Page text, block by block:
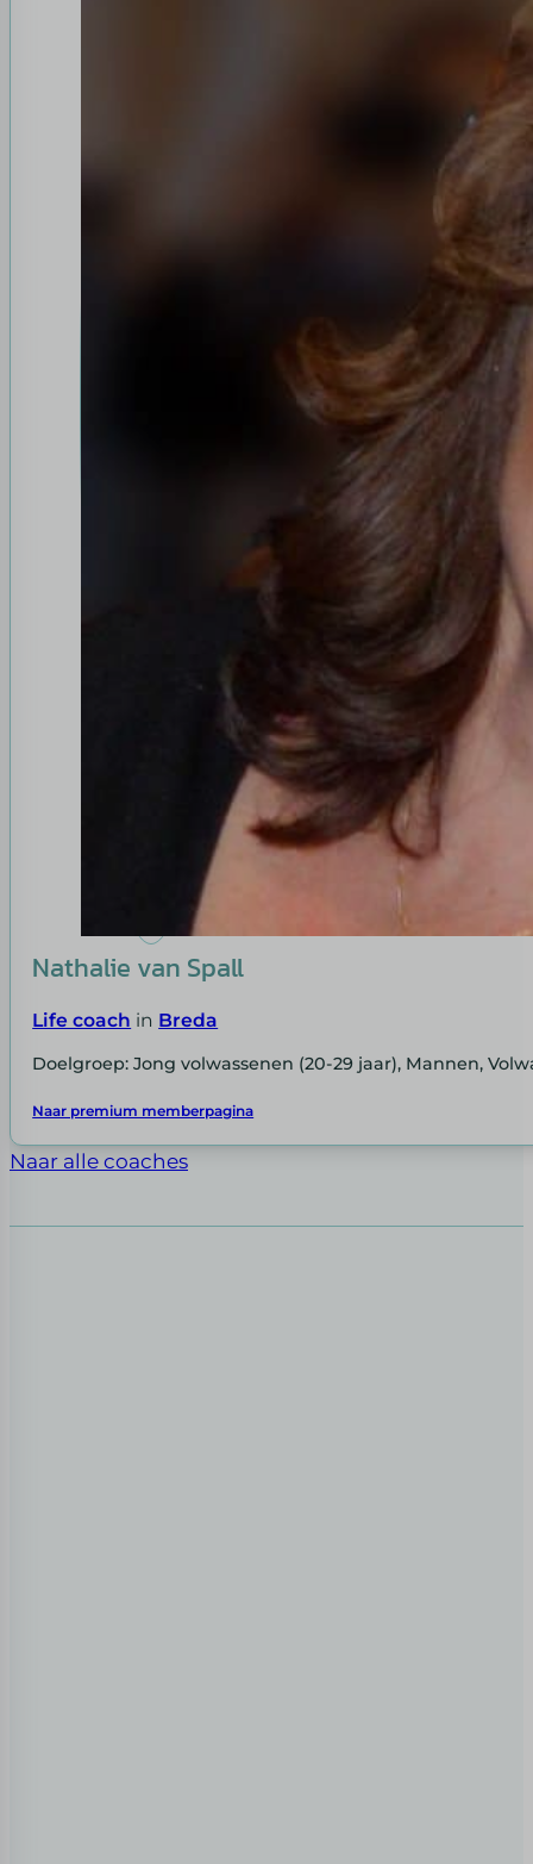
Nathalie van Spall
Life coach in Breda
Doelgroep: Jong volwassenen (20-29 jaar), Mannen,
Naar premium memberpagina
Naar alle coaches